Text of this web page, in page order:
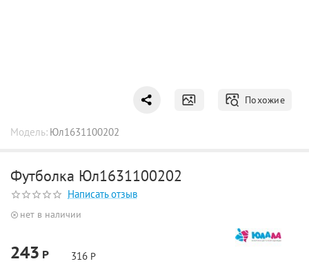
Похожие
Модель: Юл1631100202
Футболка Юл1631100202
Написать отзыв
нет в наличии
243 Р 316 Р